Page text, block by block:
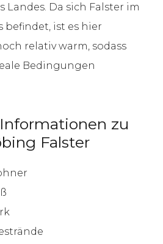
Landes. Da sich Falster im
befindet, ist es hier
relativ warm, sodass
Bedingungen
zu
Falster